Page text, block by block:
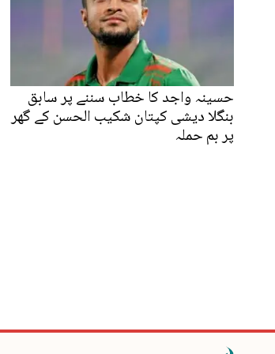
حسینہ واجد کا خطاب سننے پر سابق
بنگلا دیشی کپتان شکیب الحسن کے گھر
پر بم حملہ